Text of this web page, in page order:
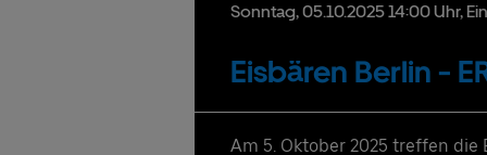
Sonntag,05.10.202514:00 Uhr,
Eisbären Berlin -
Am 5. Oktober 2025 treffen diein